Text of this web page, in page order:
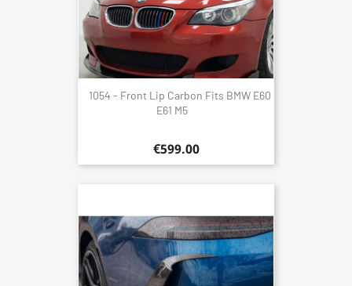
1054 - Front Lip Carbon Fits BMW E60
E61 M5
€599.00